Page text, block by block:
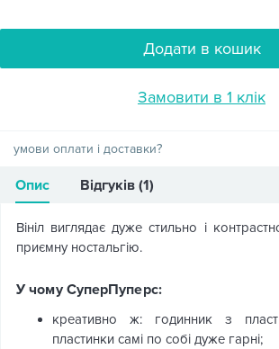
Додати в кошик
Замовити в 1 клік
умови оплати і доставки?
Опис Відгуків (1)
Вініл виглядає дуже стильно і
приємну ностальгію.
У чому СуперПуперс:
креативно ж: годинник з
пластинки самі по собі дуже гарні;